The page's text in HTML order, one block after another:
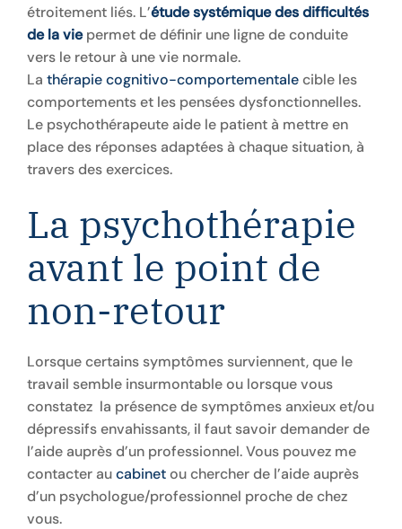
étroitement liés. L’étude systémique des difficultés
de la viepermet de définir une ligne de conduite
vers le retour à une vie normale.
La thérapie cognitivo-comportementalecible les
comportements et les pensées dysfonctionnelles.
Le psychothérapeute aide le patient à mettre en
place des réponses adaptées à chaque situation, à
travers des exercices.
La psychothérapie
avant le point de
non-retour
Lorsque certains symptômes surviennent, que le
travail semble insurmontable ou lorsque vous
constatez la présence de symptômes anxieux et/ou
dépressifs envahissants, il faut savoir demander de
l’aide auprès d’un professionnel. Vous pouvez me
contacter aucabinetou chercher de l’aide auprès
d’un psychologue/professionnel proche de chez
vous.